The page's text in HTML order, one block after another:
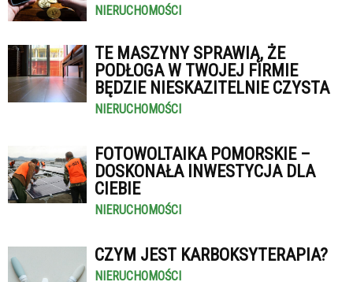
NIERUCHOMOŚCI
TE MASZYNY SPRAWIĄ, ŻE
PODŁOGA W TWOJEJ FIRMIE
BĘDZIE NIESKAZITELNIE CZYSTA
NIERUCHOMOŚCI
FOTOWOLTAIKA POMORSKIE –
DOSKONAŁA INWESTYCJA DLA
CIEBIE
NIERUCHOMOŚCI
CZYM JEST KARBOKSYTERAPIA?
NIERUCHOMOŚCI